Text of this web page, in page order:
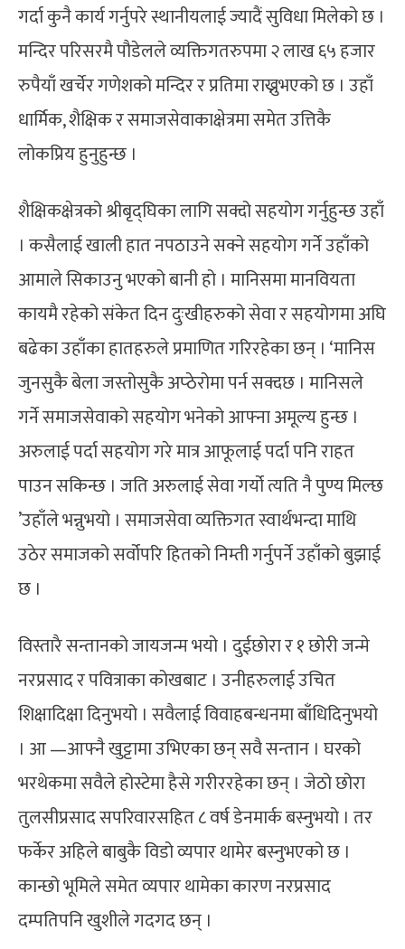
गर्दा कुनै कार्य गर्नुपरे स्थानीयलाई ज्यादैं सुविधा मिलेको छ ।
मन्दिर परिसरमै पौडेलले व्यक्तिगतरुपमा २ लाख ६५ हजार
रुपैयाँ खर्चेर गणेशको मन्दिर र प्रतिमा राख्नुभएको छ । उहाँ
धार्मिक, शैक्षिक र समाजसेवाकाक्षेत्रमा समेत उत्तिकै
लोकप्रिय हुनुहुन्छ ।
शैक्षिकक्षेत्रको श्रीबृद्घिका लागि सक्दो सहयोग गर्नुहुन्छ उहाँ
। कसैलाई खाली हात नपठाउने सक्ने सहयोग गर्ने उहाँको
आमाले सिकाउनु भएको बानी हो । मानिसमा मानवियता
कायमै रहेको संकेत दिन दुःखीहरुको सेवा र सहयोगमा अघि
बढेका उहाँका हातहरुले प्रमाणित गरिरहेका छन् । ‘मानिस
जुनसुकै बेला जस्तोसुकै अप्ठेरोमा पर्न सक्दछ । मानिसले
गर्ने समाजसेवाको सहयोग भनेको आफ्ना अमूल्य हुन्छ ।
अरुलाई पर्दा सहयोग गरे मात्र आफूलाई पर्दा पनि राहत
पाउन सकिन्छ । जति अरुलाई सेवा गर्यो त्यति नै पुण्य मिल्छ
’उहाँले भन्नुभयो । समाजसेवा व्यक्तिगत स्वार्थभन्दा माथि
उठेर समाजको सर्वोपरि हितको निम्ती गर्नुपर्ने उहाँको बुझाई
छ ।
विस्तारै सन्तानको जायजन्म भयो । दुईछोरा र १ छोरी जन्मे
नरप्रसाद र पवित्राका कोखबाट । उनीहरुलाई उचित
शिक्षादिक्षा दिनुभयो । सवैलाई विवाहबन्धनमा बाँधिदिनुभयो
। आ —आफ्नै खुट्टामा उभिएका छन् सवै सन्तान । घरको
भरथेकमा सवैले होस्टेमा हैसे गरीररहेका छन् । जेठो छोरा
तुलसीप्रसाद सपरिवारसहित ८ वर्ष डेनमार्क बस्नुभयो । तर
फर्केर अहिले बाबुकै विडो व्यपार थामेर बस्नुभएको छ ।
कान्छो भूमिले समेत व्यपार थामेका कारण नरप्रसाद
दम्पतिपनि खुशीले गदगद छन् ।